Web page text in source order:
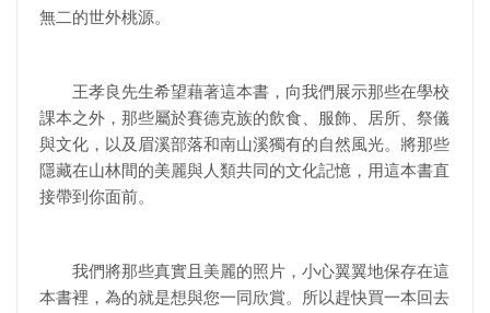
無二的世外桃源。
王孝良先生希望藉著這本書，向我們展示那些在學校
課本之外，那些屬於賽德克族的飲食、服飾、居所、祭儀
與文化，以及眉溪部落和南山溪獨有的自然風光。將那些
隱藏在山林間的美麗與人類共同的文化記憶，用這本書直
接帶到你面前。
我們將那些真實且美麗的照片，小心翼翼地保存在這
本書裡，為的就是想與您一同欣賞。所以趕快買一本回去